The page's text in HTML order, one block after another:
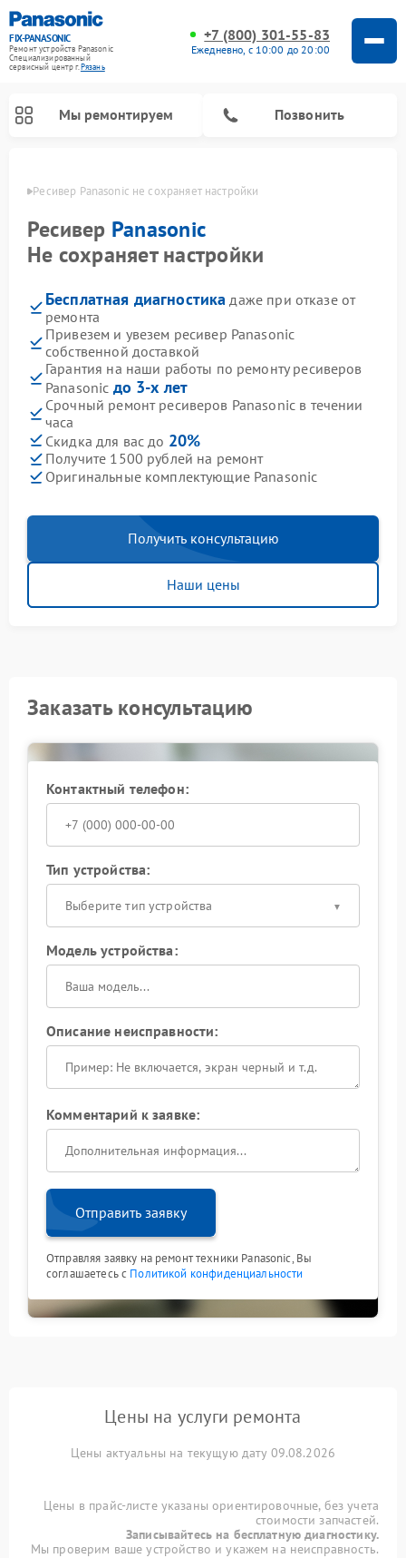
FIX-PANASONIC
Ремонт устройств Panasonic
Специализированный
cервисный центр г.Рязань
+7 (800) 301-55-83
Ежедневно, с 10:00 до 20:00
Мы ремонтируем Позвонить
Ресивер Panasonic не сохраняет настройки
Ресивер Panasonic
Не сохраняет настройки
Бесплатная диагностика даже при отказе от
ремонта
Привезем и увезем ресивер Panasonic
собственной доставкой
Гарантия на наши работы по ремонту ресиверов
Panasonic до 3-х лет
Срочный ремонт ресиверов Panasonic в течении
часа
Скидка для вас до 20%
Получите 1500 рублей на ремонт
Оригинальные комплектующие Panasonic
Получить консультацию
Наши цены
Заказать консультацию
Контактный телефон:
Тип устройства:
Выберите тип устройства
Модель устройства:
Описание неисправности:
Комментарий к заявке:
Отправить заявку
Отправляя заявку на ремонт техники Panasonic, Вы
соглашаетесь с Политикой конфиденциальности
Цены на услуги ремонта
Цены актуальны на текущую дату 09.08.2026
Цены в прайс-листе указаны ориентировочные, без учета
стоимости запчастей.
Записывайтесь на бесплатную диагностику.
Мы проверим ваше устройство и укажем на неисправность.